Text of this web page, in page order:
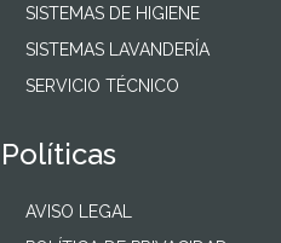
SISTEMAS DE HIGIENE
SISTEMAS LAVANDERÍA
SERVICIO TÉCNICO
Políticas
AVISO LEGAL